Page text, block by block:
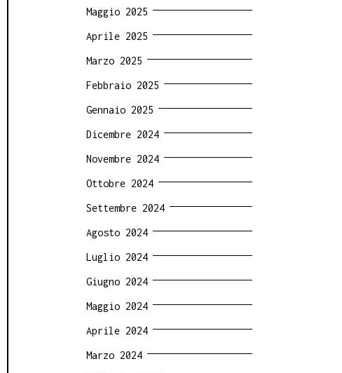
Maggio 2025
Aprile 2025
Marzo 2025
Febbraio 2025
Gennaio 2025
Dicembre 2024
Novembre 2024
Ottobre 2024
Settembre 2024
Agosto 2024
Luglio 2024
Giugno 2024
Maggio 2024
Aprile 2024
Marzo 2024